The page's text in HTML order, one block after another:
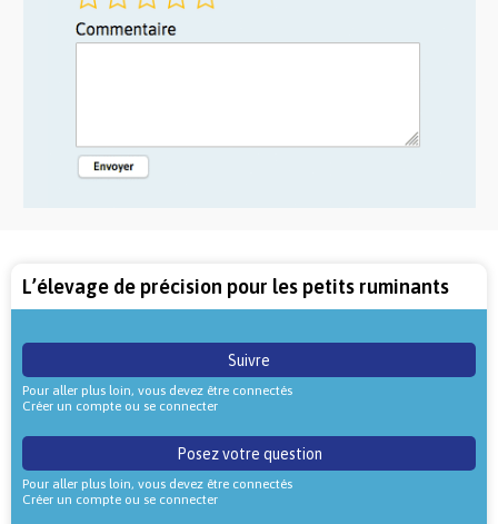
L’élevage de précision pour les petits ruminants
Suivre
Pour aller plus loin, vous devez être connectés
Créer un compte ou se connecter
Posez votre question
Pour aller plus loin, vous devez être connectés
Créer un compte ou se connecter